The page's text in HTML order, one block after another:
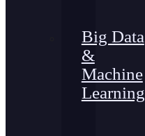
Big Data
&
Machine
Learning